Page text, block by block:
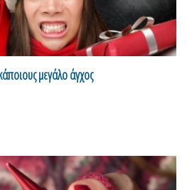
μεγάλο άγχος